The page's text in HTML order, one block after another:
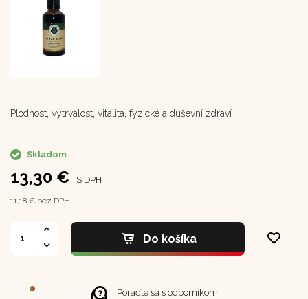
Plodnost, vytrvalost, vitalita, fyzické a duševní zdraví
Skladom
13,30 € S DPH
11,18 € bez DPH
Do košíka
Poraďte sa s odborníkom